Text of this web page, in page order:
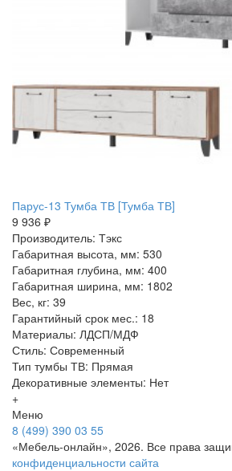
Парус-13 Тумба ТВ [Тумба ТВ]
9 936 ₽
Производитель: Тэкс
Габаритная высота, мм: 530
Габаритная глубина, мм: 400
Габаритная ширина, мм: 1802
Вес, кг: 39
Гарантийный срок мес.: 18
Материалы: ЛДСП/МДФ
Стиль: Современный
Тип тумбы ТВ: Прямая
Декоративные элементы: Нет
+
Меню
8 (499) 390 03 55
«Мебель-онлайн», 2026. Все права
конфиденциальности сайта